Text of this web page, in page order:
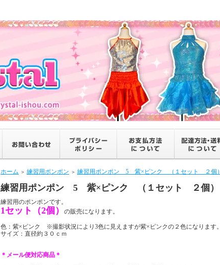
ホーム ＞ 練習用ポンポン ＞ 練習用ポンポン 5 紫×ピンク （１セット ２個）
練習用ポンポン 5 紫×ピンク （１セット ２個）
練習用のポンポンです。
1セット（2個） の販売になります。
色：紫×ピンク ※撮影状況により3色に見えますが紫×ピンクの２色になります。
サイズ：直径約３０ｃｍ
＊メール便対応商品＊